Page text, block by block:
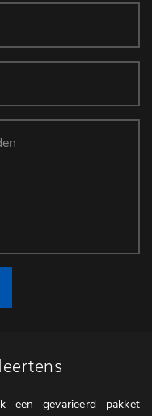
een gevarieerd pakket